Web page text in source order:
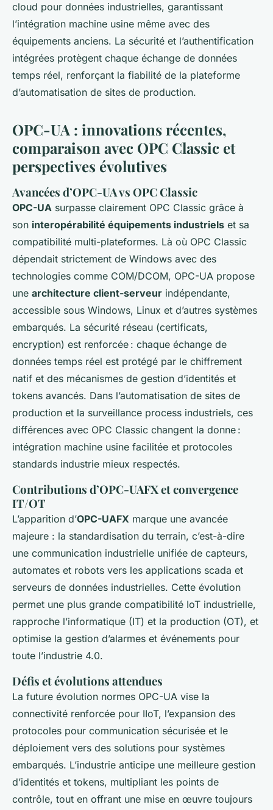
cloud pour données industrielles, garantissant
l’intégration machine usine même avec des
équipements anciens. La sécurité et l’authentification
intégrées protègent chaque échange de données
temps réel, renforçant la fiabilité de la plateforme
d’automatisation de sites de production.
OPC-UA : innovations récentes,
comparaison avec OPC Classic et
perspectives évolutives
Avancées d’OPC-UA vs OPC Classic
OPC-UA surpasse clairement OPC Classic grâce à
son interopérabilité équipements industriels et sa
compatibilité multi-plateformes. Là où OPC Classic
dépendait strictement de Windows avec des
technologies comme COM/DCOM, OPC-UA propose
une architecture client-serveur indépendante,
accessible sous Windows, Linux et d’autres systèmes
embarqués. La sécurité réseau (certificats,
encryption) est renforcée : chaque échange de
données temps réel est protégé par le chiffrement
natif et des mécanismes de gestion d’identités et
tokens avancés. Dans l’automatisation de sites de
production et la surveillance process industriels, ces
différences avec OPC Classic changent la donne :
intégration machine usine facilitée et protocoles
standards industrie mieux respectés.
Contributions d’OPC-UAFX et convergence
IT/OT
L’apparition d’OPC-UAFX marque une avancée
majeure : la standardisation du terrain, c’est-à-dire
une communication industrielle unifiée de capteurs,
automates et robots vers les applications scada et
serveurs de données industrielles. Cette évolution
permet une plus grande compatibilité IoT industrielle,
rapproche l’informatique (IT) et la production (OT), et
optimise la gestion d’alarmes et événements pour
toute l’industrie 4.0.
Défis et évolutions attendues
La future évolution normes OPC-UA vise la
connectivité renforcée pour IIoT, l’expansion des
protocoles pour communication sécurisée et le
déploiement vers des solutions pour systèmes
embarqués. L’industrie anticipe une meilleure gestion
d’identités et tokens, multipliant les points de
contrôle, tout en offrant une mise en œuvre toujours